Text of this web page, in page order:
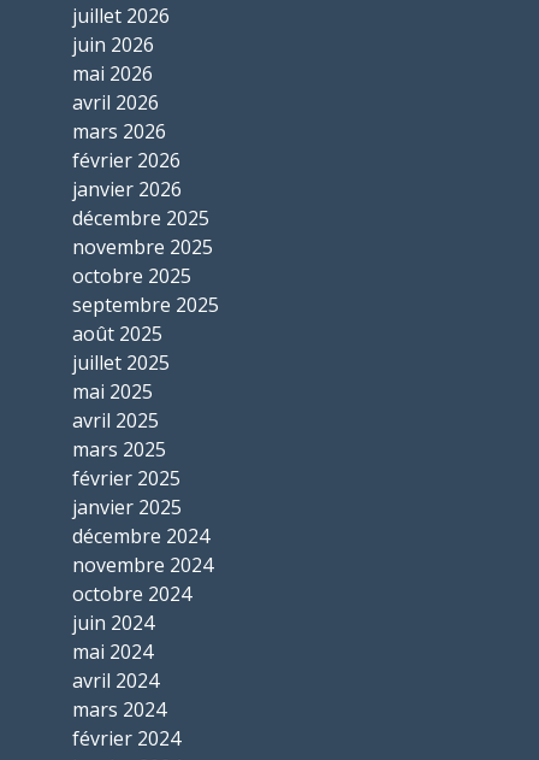
juillet 2026
juin 2026
mai 2026
avril 2026
mars 2026
février 2026
janvier 2026
décembre 2025
novembre 2025
octobre 2025
septembre 2025
août 2025
juillet 2025
mai 2025
avril 2025
mars 2025
février 2025
janvier 2025
décembre 2024
novembre 2024
octobre 2024
juin 2024
mai 2024
avril 2024
mars 2024
février 2024